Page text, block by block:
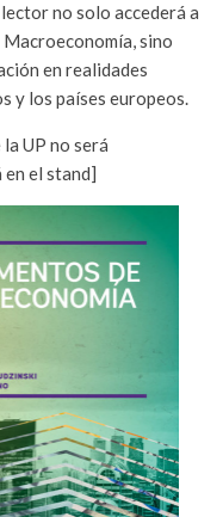
no solo accederá a
sino
en realidades
y los países europeos.
UP no será
el stand]